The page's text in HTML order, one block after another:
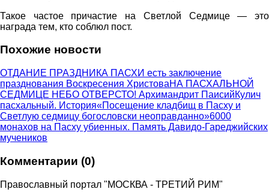
Такое частое причастие на Светлой Седмице — это
награда тем, кто соблюл пост.
Похожие новости
ОТДАНИЕ ПРАЗДНИКА ПАСХИ есть заключение
празднования Воскресения ХристоваНА ПАСХАЛЬНОЙ
СЕДМИЦЕ НЕБО ОТВЕРСТО! Архимандрит ПаисийКулич
пасхальный. История«Посещение кладбищ в Пасху и
Светлую седмицу богословски неоправданно»6000
монахов на Пасху убиенных. Память Давидо-Гареджийских
мучеников
Комментарии (0)
Православный портал "МОСКВА - ТРЕТИЙ РИМ"